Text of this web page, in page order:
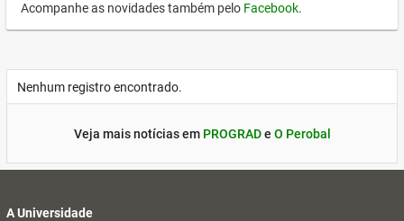
Acompanhe as novidades também pelo Facebook.
Nenhum registro encontrado.
Veja mais notícias em PROGRADe O Perobal
A Universidade